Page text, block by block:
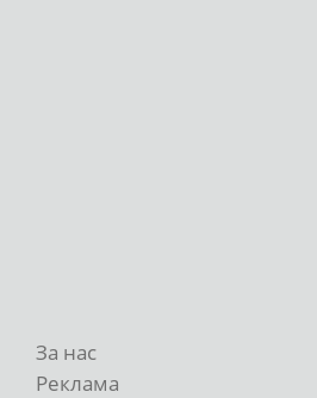
За нас
Реклама